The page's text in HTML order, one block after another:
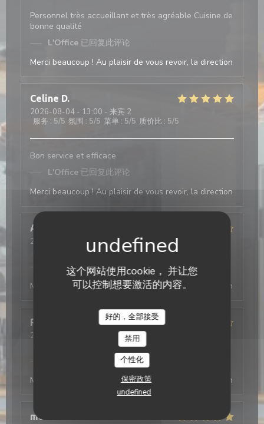
这个网站使用cookie， 并让您
可以控制想要激活的内容。
好的，全部接受
禁用
个性化
保密政策
undefined
Personnel très accueillant et très agréable Cuisine de
bonne qualité
L'Office 已回复此评论
Merci beaucoup ! Au plaisir de vous revoir, la direction
Celine D
2026-08-04 - 13:00 - 来宾 2
服务 : 5/5 氛围 : 5/5 菜单 : 5/5 质价比 : 5/5
Bon service et efficace
L'Office 已回复此评论
Merci beaucoup ! Au plaisir de vous revoir, la direction
Antonio
2026-08-03
- 19:30 - 来宾 2
:4/5 菜单:5/5 质价比: 4/5
L'Office 已回复此评论
Merci beaucoup ! Au plaisir de vous revoir, la direction
Philippe
2026-08-03
- 19:45 - 来宾 4
菜单:4/5 质价比
已回复此评论
Merci beaucoup ! Au plaisir de vous revoir, la direction
mathis